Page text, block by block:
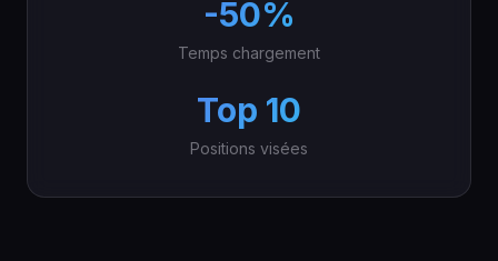
-50%
Temps chargement
Top 10
Positions visées